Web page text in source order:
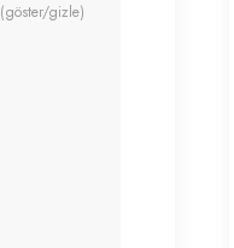
(göster/gizle)